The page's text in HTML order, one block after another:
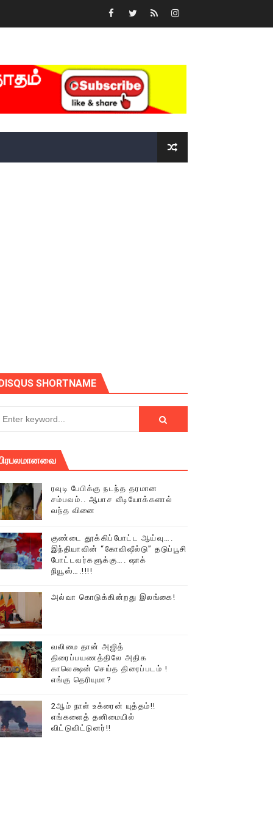
அழைக்கின்றோம்.
(செய்தியும்,படங்களும்..)
திரண்ட தமிழ்மக்கள்!!
SHORTNAME
ரவுடி பேபிக்கு நடந்த தரமான
சம்பவம்.. ஆபாச வீடியோக்களால்
வந்த வினை
குண்டை தூக்கிப்போட்ட ஆய்வு….
இந்தியாவின் “கோவிஷீல்டு” தடுப்பூசி
போட்டவர்களுக்கு…. ஷாக்
நியூஸ்….!!!!
அல்வா கொடுக்கின்றது இலங்கை!
வலிமை தான் அஜித்
திரைப்பயணத்திலே அதிக
காலெக்ஷன் செய்த திரைப்படம் !
எங்கு தெரியுமா?
2ஆம் நாள் உக்ரைன் யுத்தம்!!
எங்களைத் தனிமையில்
விட்டுவிட்டுனர்!!